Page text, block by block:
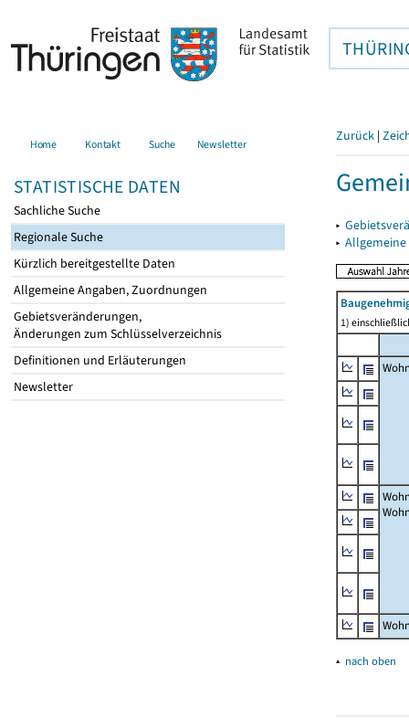
Home Kontakt Suche Newsletter
STATISTISCHE DATEN
Sachliche Suche
Regionale Suche
Kürzlich bereitgestellte Daten
Allgemeine Angaben, Zuordnungen
Gebietsveränderungen,
Änderungen zum Schlüsselverzeichnis
Definitionen und Erläuterungen
Newsletter
Zurück |
▸
▸
1)
▴ nach oben